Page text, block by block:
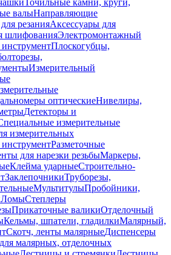
Точильные камни, круги,
валыНаправляющие
резанияАксессуары для
шлифованияЭлектромонтажный
Плоскогубцы,
Измерительный
оптическиеНивелиры,
Детекторы и
измерительные
измерительных
Разметочные
для нарезки резьбыМаркеры,
Клейма ударныеСтроительно-
ЗаклепочникиТруборезы,
МультитулыПробойники,
ЛомыСтеплеры
Прикаточные валикиОтделочный
Кельмы, шпатели, гладилкиМалярный,
Скотч, ленты малярныеДиспенсеры
малярных, отделочных